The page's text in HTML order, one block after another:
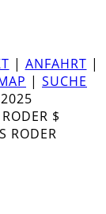
| ANFAHRT |
| SUCHE
$
RODER